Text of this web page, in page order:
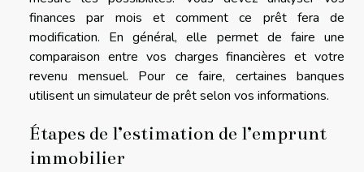
finances par mois et comment ce prêt fera de
modification. En général, elle permet de faire une
comparaison entre vos charges financières et votre
revenu mensuel. Pour ce faire, certaines banques
utilisent un simulateur de prêt selon vos informations.
Étapes de l’estimation de l’emprunt
immobilier